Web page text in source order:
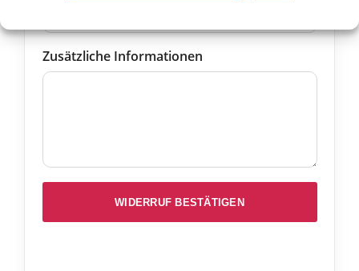
Zusätzliche Informationen
WIDERRUF BESTÄTIGEN